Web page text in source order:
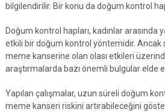
bilgilendirilir. Bir konu da doğum kontrol
Doğum kontrol hapları, kadınlar arasında
etkili bir doğum kontrol yöntemidir. Ancak
meme kanserine olan olası etkileri
araştırmalarda bazı önemli bulgular elde
Yapılan çalışmalar, uzun süreli doğum
meme kanseri riskini artırabileceğini